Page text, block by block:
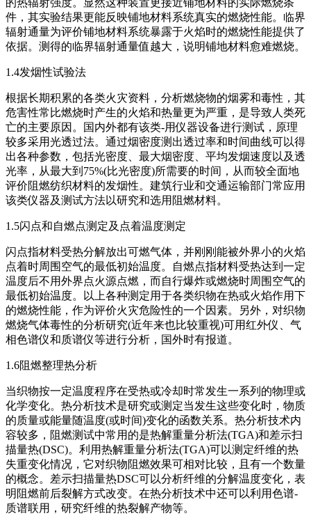
件，其实验结果更能反映铺地材料系统真实的燃烧性能。临界
辐射通量为评价铺地材料系统暴露于火焰时的燃烧性能提供了
依据。测得的临界辐射通量值越大，说明铺地材料愈难燃烧。
1.4发烟性试验法
根据长期积累的各类火灾资料，分析燃烧物的烟雾和毒性，其
危害性常比燃烧时产生的火焰和热量更为严重，是导致人类死
亡的主要原因。国内外都有该类-用仪器设备进行测试，原理
较多采用光透过法。通过烟密度测出透过率和时间曲线可以得
出各种参数，包括光密度、最大烟密度、平均发烟速度以及透
光率，从最大到75%(比光密度)所需要的时间，从而较全面地
评价阻燃纺织材料的发烟性。建筑行业和交通运输部门常应用
该类仪器及测试方法以研究和选用阻燃材料。
1.5闪点和自燃点测定及点着温度测定
闪点指材料受热分解放出可燃气体，并刚刚能被外界小的火焰
点着时周围空气的最低初始温度。自燃点指材料受热达到一定
温度后不用外界点火源点燃，而自行爆炸或燃烧时周围空气的
最低初始温度。以上各种测定用于各类织物在热或火焰作用下
的燃烧性能，作为评价火灾危险性的一个因素。另外，对织物
燃烧气体毒性的分析研究(近年来也比较重视)可用红外仪、气
相色谱仪和质谱仪等进行分析，国外时有报道。
1.6阻燃整理热分析
当织物按一定温度程序在受热或冷却时常发生一系列的物理或
化学变化。热分析技术是研究或测定当发生这些变化时，物质
的质量或能量随温度(或时间)变化的函数关系。热分析技术内
容较多，阻燃测试中常用的是热解重量分析法(TGA)和差示扫
描量热(DSC)。利用热解重量分析法(TGA)可以测定纤维的热
失重变化情况，它对织物阻燃效果可相对比较，且有一个数量
的概念。差示扫描量热DSC可以分析纤维的分解温度变化，表
明阻燃前后裂解方式改变。在热分析技术中还可以利用色谱-
质谱联用，研究纤维的热裂解产物等。